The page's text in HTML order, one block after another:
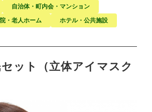
自治体・町内会・マンション
・老人ホーム
ホテル・公共施設
ット（立体アイマスク